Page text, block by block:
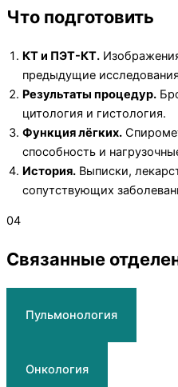
Что подготовить
КТ и ПЭТ-КТ.
предыдущие
Результаты процедур.
цитология и гистология.
Функция лёгких.
способность и
История. Выписки,
сопутствующих
04
Связанные
Пульмонология
Онкология